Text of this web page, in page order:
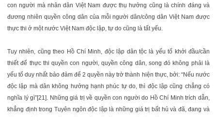
con người mà nhân dân Việt Nam được thụ hưởng cũng là chính đáng và
đương nhiên quyền công dân của mỗi người dân/công dân Việt Nam được
thực thi ở một nước Việt Nam độc lập, tự do cũng là tất yếu.
Tuy nhiên, cũng theo Hồ Chí Minh, độc lập dân tộc là yếu tố khởi đầu/cần
thiết để thực thi quyền con người, quyền công dân, song đó không phải là
yếu tố duy nhất bảo đảm để 2 quyền này trở thành hiện thực, bởi: “Nếu nước
độc lập mà dân không hưởng hạnh phúc tự do, thì độc lập cũng chẳng có
nghĩa lý gì”[21]. Những giá trị về quyền con người do Hồ Chí Minh trích dẫn,
khẳng định trong Tuyên ngôn độc lập là những giá trị bất hủ và đã, đang và